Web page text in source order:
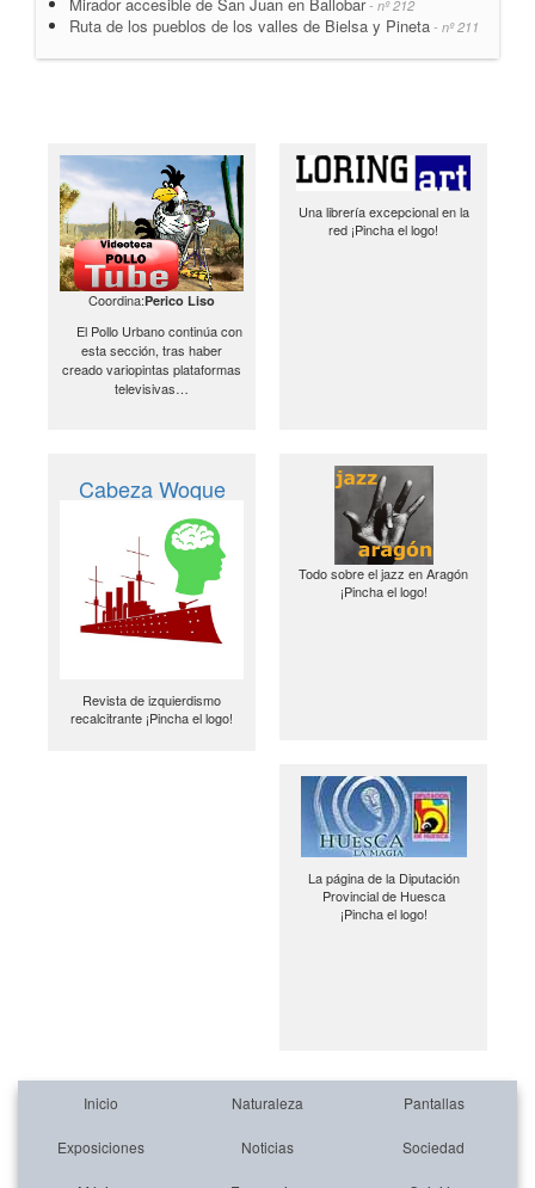
- nº 212
Ruta de los pueblos de los valles de Bielsa y Pineta - nº 211
Coordina:Perico Liso
El Pollo Urbano continúa con
esta sección, tras haber
creado variopintas plataformas
televisivas…
Una librería excepcional en la
red ¡Pincha el logo!
Cabeza Woque
Revista de izquierdismo
recalcitrante ¡Pincha el logo!
Todo sobre el jazz en Aragón
¡Pincha el logo!
La página de la Diputación
Provincial de Huesca
¡Pincha el logo!
Inicio Naturaleza Pantallas
Exposiciones Noticias Sociedad